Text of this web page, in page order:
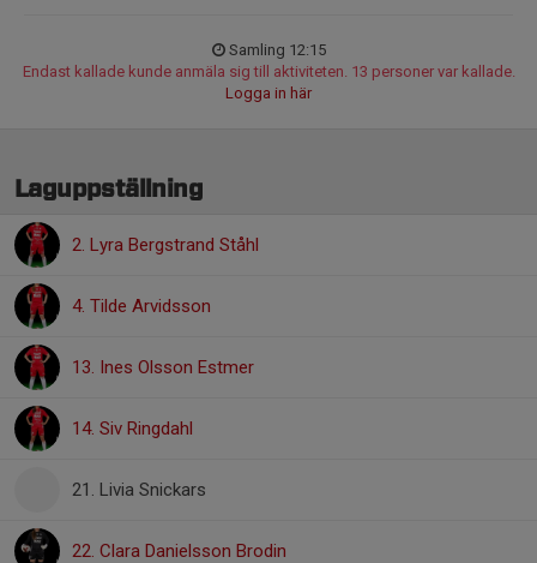
Samling 12:15
Endast kallade kunde anmäla sig till aktiviteten. 13 personer var kallade.
Logga in här
Laguppställning
2. Lyra Bergstrand Ståhl
4. Tilde Arvidsson
13. Ines Olsson Estmer
14. Siv Ringdahl
21. Livia Snickars
22. Clara Danielsson Brodin